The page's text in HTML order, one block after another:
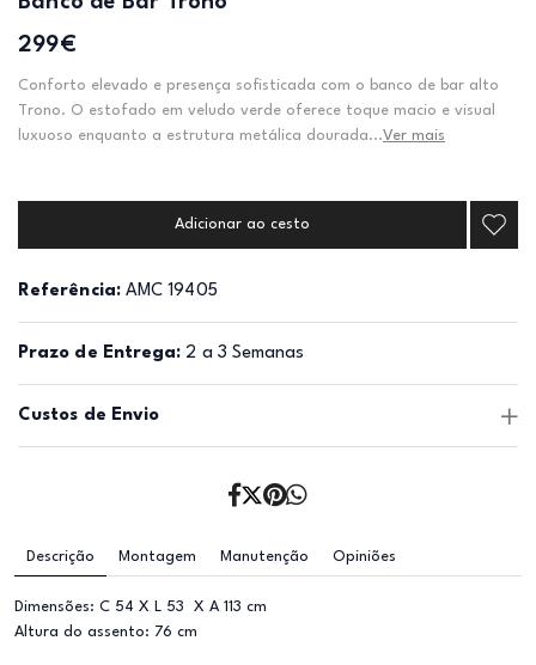
299€
Conforto elevado e presença sofisticada com o banco de bar alto
Trono. O estofado em veludo verde oferece toque macio e visual
luxuoso enquanto a estrutura metálica dourada...Ver mais
Adicionar ao cesto
Referência: AMC 19405
Prazo de Entrega: 2 a 3 Semanas
Custos de Envio
Descrição Montagem Manutenção Opiniões
Dimensões: C 54 X L 53 X A 113 cm
Altura do assento: 76 cm